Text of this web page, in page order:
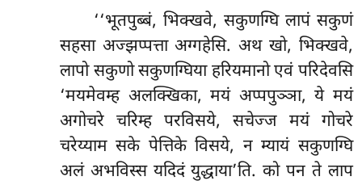
‘‘भूतपुब्बं, भिक्खवे, सकुणग्घि लापं सकुणं
सहसा अज्झप्पत्ता अग्गहेसि. अथ खो, भिक्खवे,
लापो सकुणो सकुणग्घिया हरियमानो एवं परिदेवसि
‘मयमेवम्ह अलक्खिका, मयं अप्पपुञ्ञा, ये मयं
अगोचरे चरिम्ह परविसये, सचेज्ज मयं गोचरे
चरेय्याम सके पेत्तिके विसये, न म्यायं सकुणग्घि
अलं अभविस्स यदिदं युद्धाया’ति. को पन ते लाप